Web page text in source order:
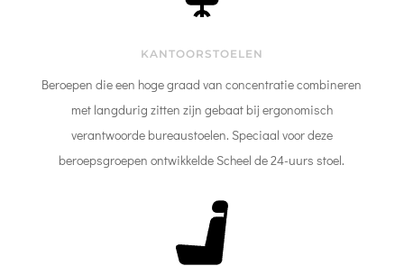
KANTOORSTOELEN
Beroepen die een hoge graad van concentratie combineren
met langdurig zitten zijn gebaat bij ergonomisch
verantwoorde bureaustoelen. Speciaal voor deze
beroepsgroepen ontwikkelde Scheel de 24-uurs stoel.